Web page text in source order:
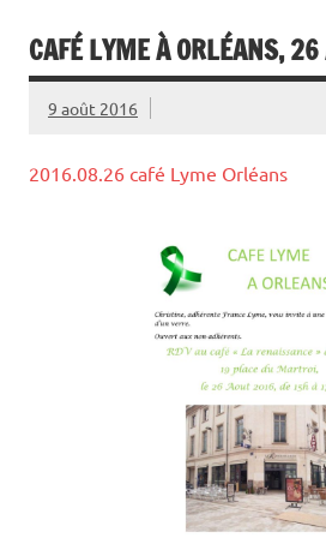
CAFÉ LYME À ORLÉANS,
9 août 2016
2016.08.26 café Lyme Orléans